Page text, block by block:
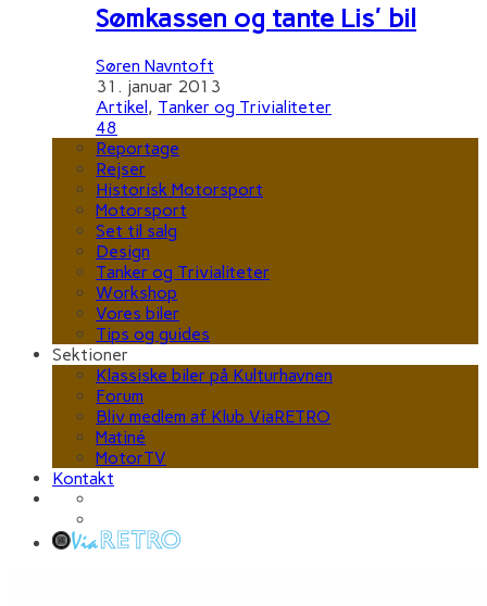
Sømkassen og tante Lis' bil
Søren Navntoft
31. januar 2013
Artikel, Tanker og Trivialiteter
48
Reportage
Rejser
Historisk Motorsport
Motorsport
Set til salg
Design
Tanker og Trivialiteter
Workshop
Vores biler
Tips og guides
Sektioner
Klassiske biler på Kulturhavnen
Forum
Bliv medlem af Klub ViaRETRO
Matiné
MotorTV
Kontakt